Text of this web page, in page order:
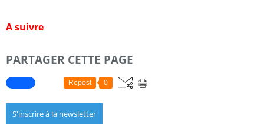
A suivre
PARTAGER CETTE PAGE
Repost 0
S'inscrire à la newsletter